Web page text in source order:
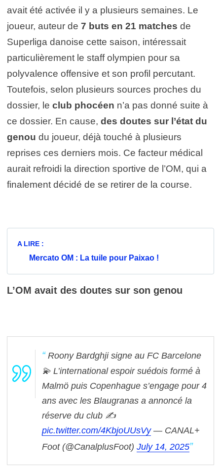
avait été activée il y a plusieurs semaines. Le
joueur, auteur de 7 buts en 21 matches de
Superliga danoise cette saison, intéressait
particulièrement le staff olympien pour sa
polyvalence offensive et son profil percutant.
Toutefois, selon plusieurs sources proches du
dossier, le club phocéen n’a pas donné suite à
ce dossier. En cause, des doutes sur l’état du
genou du joueur, déjà touché à plusieurs
reprises ces derniers mois. Ce facteur médical
aurait refroidi la direction sportive de l’OM, qui a
finalement décidé de se retirer de la course.
A LIRE :
Mercato OM : La tuile pour Paixao !
L’OM avait des doutes sur son genou
Roony Bardghji signe au FC Barcelone
💫 L’international espoir suédois formé à
Malmö puis Copenhague s’engage pour 4
ans avec les Blaugranas a annoncé la
réserve du club ✍️
pic.twitter.com/4KbjoUUsVy — CANAL+
Foot (@CanalplusFoot) July 14, 2025